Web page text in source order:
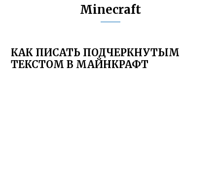
Minecraft
КАК ПИСАТЬ ПОДЧЕРКНУТЫМ
ТЕКСТОМ В МАЙНКРАФТ